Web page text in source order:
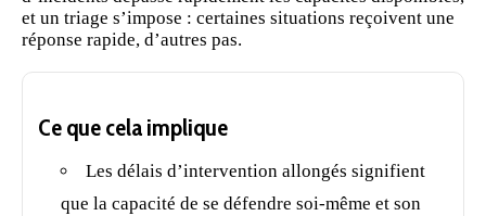
et un triage s’impose : certaines situations reçoivent une
réponse rapide, d’autres pas.
Ce que cela implique
Les délais d’intervention allongés signifient
que la capacité de se défendre soi-même et son